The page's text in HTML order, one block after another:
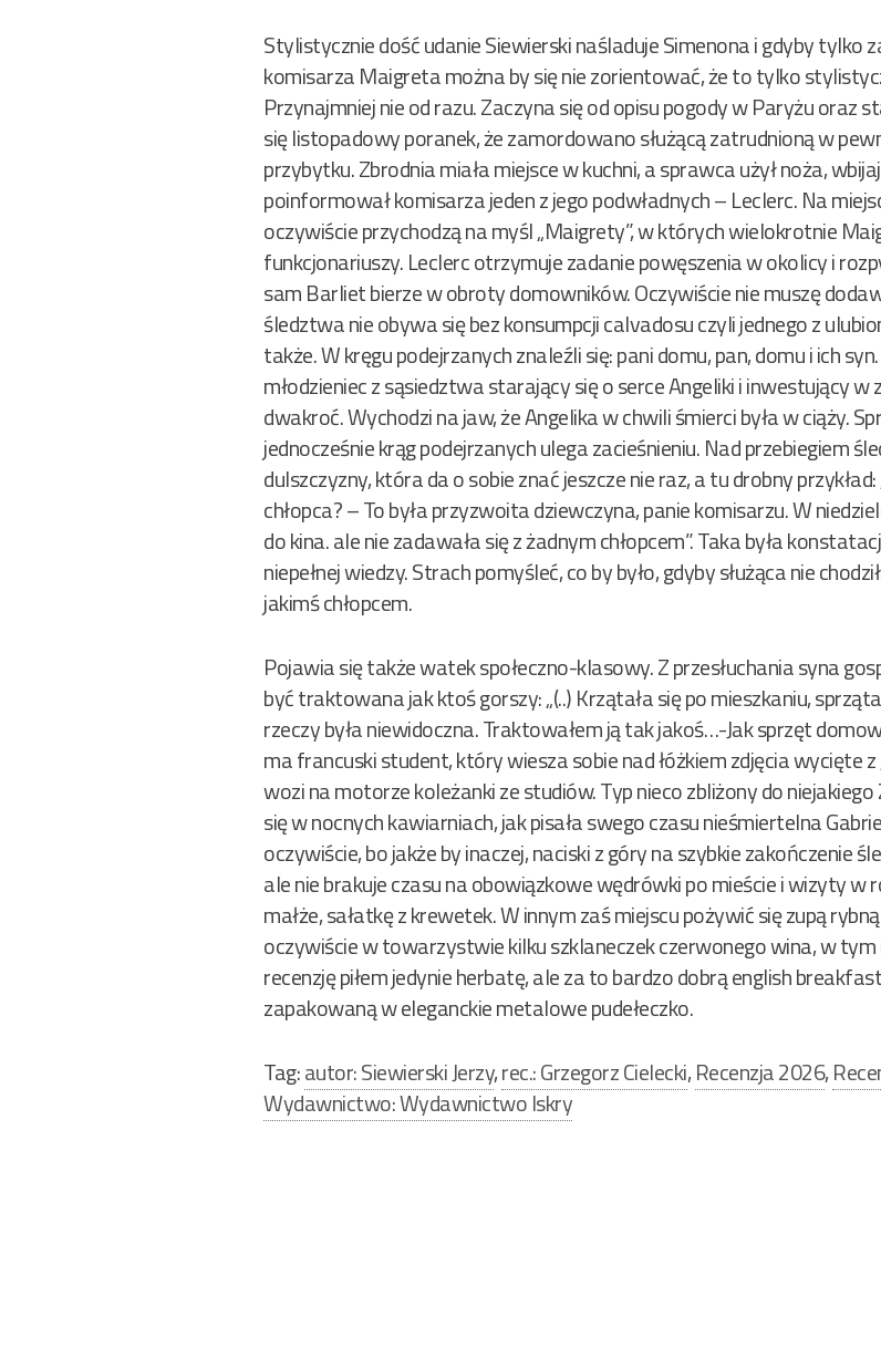
Stylistycznie dość udanie Siewierski naśladuje Simenona i gdyby tylko
komisarza Maigreta można by się nie zorientować, że to tylko
Przynajmniej nie od razu. Zaczyna się od opisu pogody w Paryżu oraz
się listopadowy poranek, że zamordowano służącą zatrudnioną w
przybytku. Zbrodnia miała miejsce w kuchni, a sprawca użył noża,
poinformował komisarza jeden z jego podwładnych – Leclerc. Na
oczywiście przychodzą na myśl „Maigrety”, w których wielokrotnie
funkcjonariuszy. Leclerc otrzymuje zadanie powęszenia w okolicy i
sam Barliet bierze w obroty domowników. Oczywiście nie muszę
śledztwa nie obywa się bez konsumpcji calvadosu czyli jednego z
także. W kręgu podejrzanych znaleźli się: pani domu, pan, domu i ich
młodzieniec z sąsiedztwa starający się o serce Angeliki i inwestujący
dwakroć. Wychodzi na jaw, że Angelika w chwili śmierci była w ciąży.
jednocześnie krąg podejrzanych ulega zacieśnieniu. Nad przebiegiem
dulszczyzny, która da o sobie znać jeszcze nie raz, a tu drobny
chłopca? – To była przyzwoita dziewczyna, panie komisarzu. W
do kina. ale nie zadawała się z żadnym chłopcem”. Taka była
niepełnej wiedzy. Strach pomyśleć, co by było, gdyby służąca nie
jakimś chłopcem.
Pojawia się także watek społeczno-klasowy. Z przesłuchania syna
być traktowana jak ktoś gorszy: „(..) Krzątała się po mieszkaniu,
rzeczy była niewidoczna. Traktowałem ją tak jakoś…-Jak sprzęt
ma francuski student, który wiesza sobie nad łóżkiem zdjęcia wycięte
wozi na motorze koleżanki ze studiów. Typ nieco zbliżony do
się w nocnych kawiarniach, jak pisała swego czasu nieśmiertelna
oczywiście, bo jakże by inaczej, naciski z góry na szybkie zakończenie
ale nie brakuje czasu na obowiązkowe wędrówki po mieście i wizyty w
małże, sałatkę z krewetek. W innym zaś miejscu pożywić się zupą
oczywiście w towarzystwie kilku szklaneczek czerwonego wina, w tym
recenzję piłem jedynie herbatę, ale za to bardzo dobrą english
zapakowaną w eleganckie metalowe pudełeczko.
Tag:autor: Siewierski Jerzy,rec.: Grzegorz Cielecki,Recenzja 2026,
Wydawnictwo: Wydawnictwo Iskry